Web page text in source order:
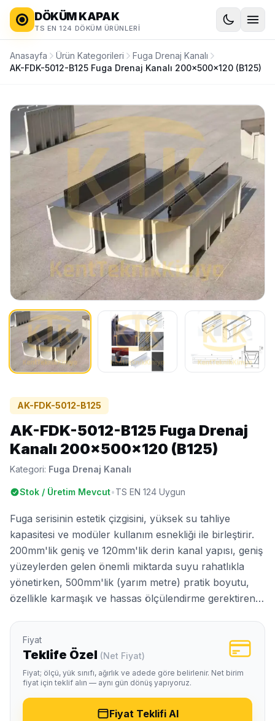
DÖKÜM KAPAK
TS EN 124 DÖKÜM ÜRÜNLERI
Anasayfa Ürün Kategorileri
Fuga Drenaj Kanalı
AK-FDK-5012-B125 Fuga Drenaj Kanalı 200x500x120 (B125)
AK-FDK-5012-B125
AK-FDK-5012-B125 Fuga Drenaj
Kanalı 200x500x120 (B125)
Kategori: Fuga Drenaj Kanalı
Stok / Üretim Mevcut•TS EN 124 Uygun
Fuga serisinin estetik çizgisini, yüksek su tahliye
kapasitesi ve modüler kullanım esnekliği ile birleştirir.
200mm'lik geniş ve 120mm'lik derin kanal yapısı, geniş
yüzeylerden gelen önemli miktarda suyu rahatlıkla
yönetirken, 500mm'lik (yarım metre) pratik boyutu,
özellikle karmaşık ve hassas ölçülendirme gerektiren…
Fiyat
Teklife Özel (Net Fiyat)
Fiyat; ölçü, yük sınıfı, ağırlık ve adede göre belirlenir. Net birim
fiyat için teklif alın — aynı gün dönüş yapıyoruz.
Fiyat Teklifi Al